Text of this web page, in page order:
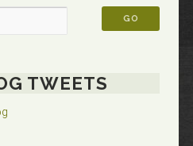
TWEETS